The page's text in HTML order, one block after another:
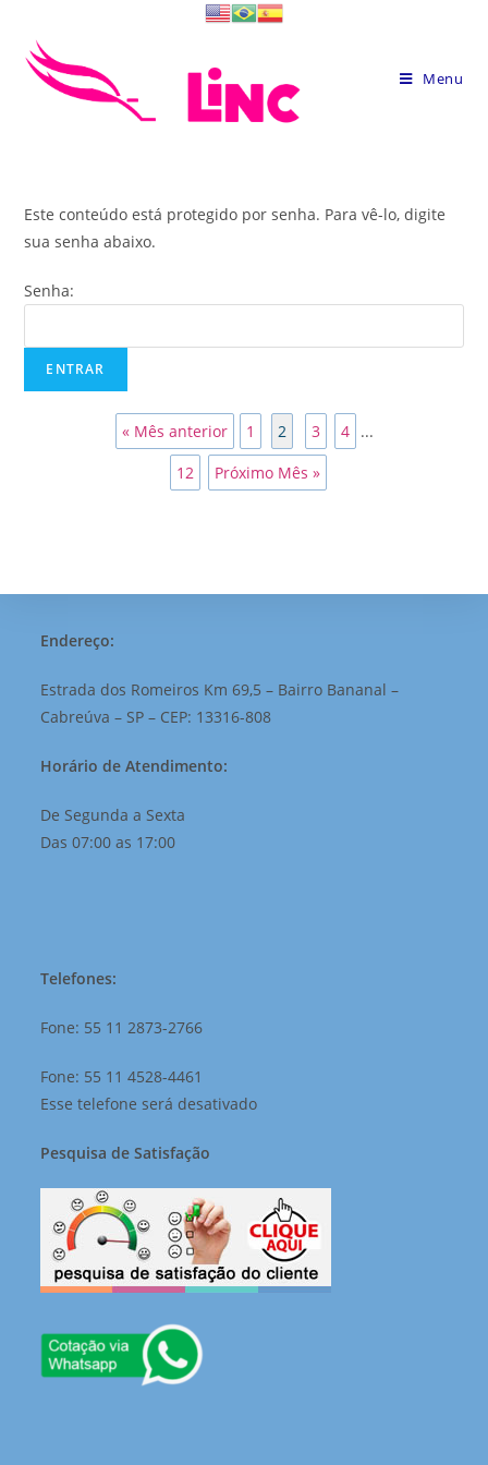
content
Menu
Este conteúdo está protegido por senha. Para vê-lo, digite
sua senha abaixo.
Senha:
« Mês anterior 1 2 3 4
...
12
Próximo Mês »
Endereço:
Estrada dos Romeiros Km 69,5 – Bairro Bananal –
Cabreúva – SP – CEP: 13316-808
Horário de Atendimento:
De Segunda a Sexta
Das 07:00 as 17:00
Telefones:
Fone: 55 11 2873-2766
Fone: 55 11 4528-4461
Esse telefone será desativado
Pesquisa de Satisfação